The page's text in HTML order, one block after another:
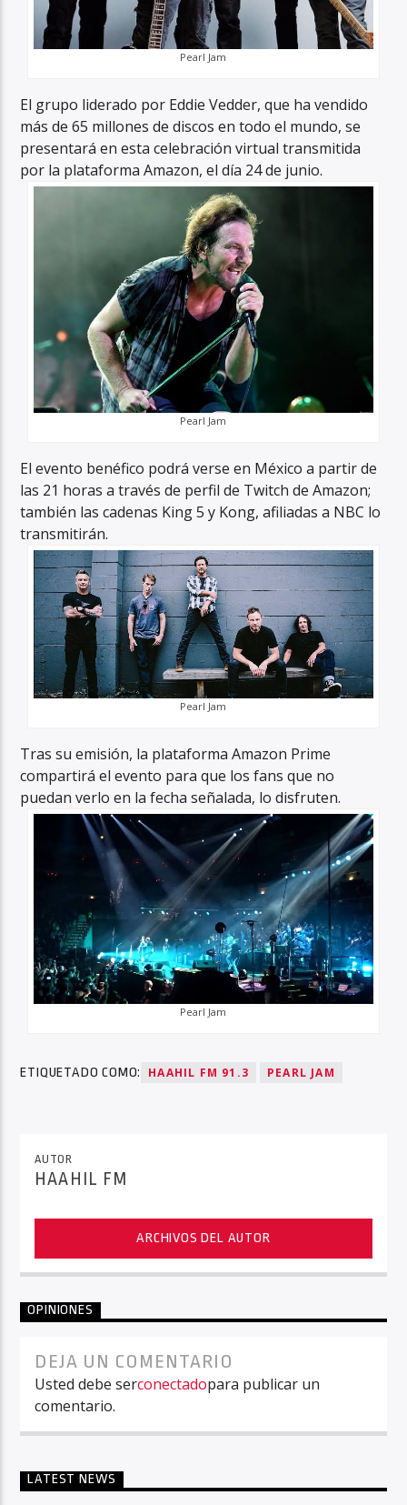
Pearl Jam
El grupo liderado por Eddie Vedder, que ha vendido
más de 65 millones de discos en todo el mundo, se
presentará en esta celebración virtual transmitida
por la plataforma Amazon, el día 24 de junio.
Pearl Jam
El evento benéfico podrá verse en México a partir de
las 21 horas a través de perfil de Twitch de Amazon;
también las cadenas King 5 y Kong, afiliadas a NBC lo
transmitirán.
Pearl Jam
Tras su emisión, la plataforma Amazon Prime
compartirá el evento para que los fans que no
puedan verlo en la fecha señalada, lo disfruten.
Pearl Jam
ETIQUETADO COMO: HAAHIL FM 91.3 PEARL JAM
AUTOR
HAAHIL FM
ARCHIVOS DEL AUTOR
OPINIONES
DEJA UN COMENTARIO
Usted debe serconectadopara publicar un
comentario.
LATEST NEWS